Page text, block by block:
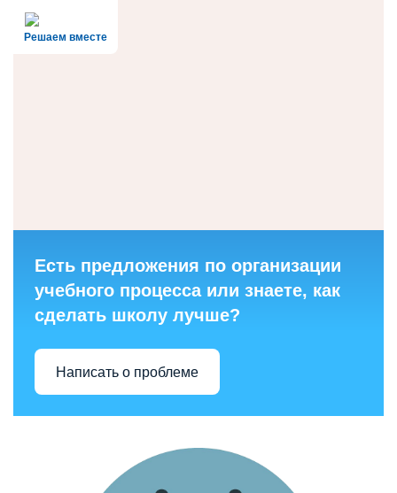
Решаем вместе
Есть предложения по организации
учебного процесса или знаете, как
сделать школу лучше?
Написать о проблеме